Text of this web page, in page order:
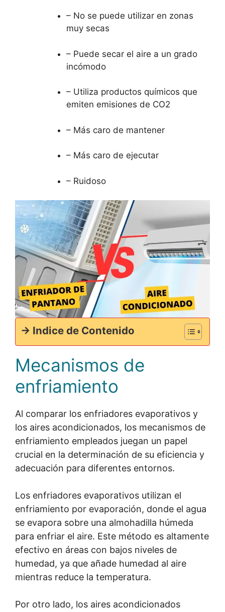
– No se puede utilizar en zonas
muy secas
– Puede secar el aire a un grado
incómodo
– Utiliza productos químicos que
emiten emisiones de CO2
– Más caro de mantener
– Más caro de ejecutar
– Ruidoso
-> Indice de Contenido
Mecanismos de
enfriamiento
Al comparar los enfriadores evaporativos y
los aires acondicionados, los mecanismos de
enfriamiento empleados juegan un papel
crucial en la determinación de su eficiencia y
adecuación para diferentes entornos.
Los enfriadores evaporativos utilizan el
enfriamiento por evaporación, donde el agua
se evapora sobre una almohadilla húmeda
para enfriar el aire. Este método es altamente
efectivo en áreas con bajos niveles de
humedad, ya que añade humedad al aire
mientras reduce la temperatura.
Por otro lado, los aires acondicionados